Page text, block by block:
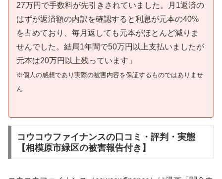
27万円で手数料が先引きされていました。月1返済の
はずが返済額の内訳を確認すると利息が元本の40%
を占めており、毎月返しても元本がほとんど減りま
せんでした。結局1年間で50万円以上支払いましたが
元本は20万円以上残っています」
※個人の感想であり実際の被害内容を保証するものではありませ
ん
コウコウファイナンスの口コミ・評判・実態
【相模原市緑区の被害報告付き】